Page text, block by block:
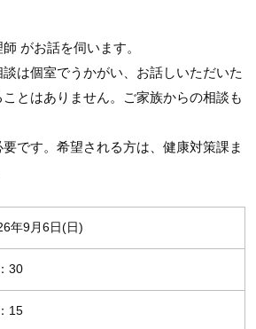
がお話を伺います。
は個室でうかがい、お話しいただいた
とはありません。ご家族からの相談も
です。希望される方は、健康対策課ま
年9月6日(日)
30
15